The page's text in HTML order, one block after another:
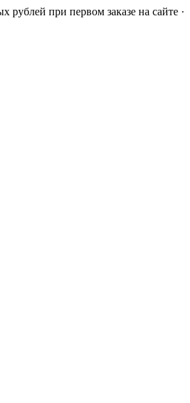
рублей при первом заказе на сайте ·